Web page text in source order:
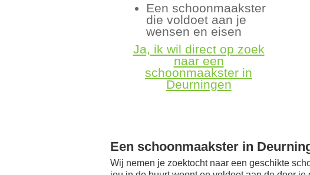
Een schoonmaakster
die voldoet aan je
wensen en eisen
Ja, ik wil direct op zoek
naar een
schoonmaakster in
Deurningen
Een schoonmaakster in
Wij nemen je zoektocht naar een geschikte